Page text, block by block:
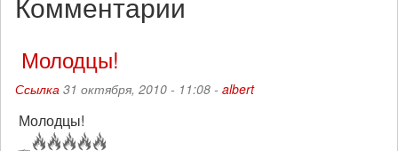
Молодцы!
Ссылка 31 октября, 2010 - 11:08 - albert
Молодцы!